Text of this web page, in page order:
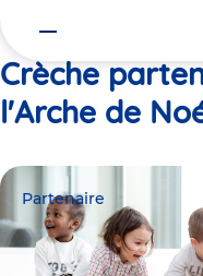
Crèche
l'Arche de
Partenaire